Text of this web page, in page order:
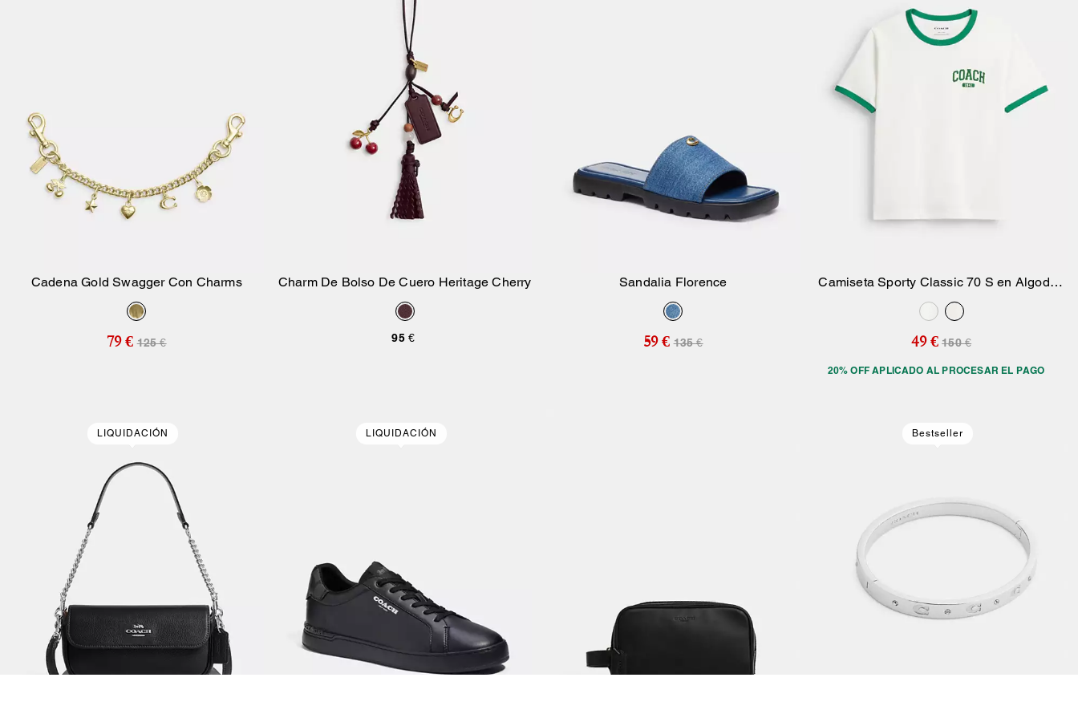
Añadir A La Cesta
Cadena Gold Swagger Con Charms
79 € 125 €
Charm De Bolso De Cuero Heritage Cherry
95 €
Sandalia Florence
59 € 135 €
Añadir A La Cesta
Camiseta Sporty Classic 70 S en Algodón
Orgánico
49 € 150 €
20% OFF APLICADO AL PROCESAR EL PAGO
LIQUIDACIÓN LIQUIDACIÓN Bestseller